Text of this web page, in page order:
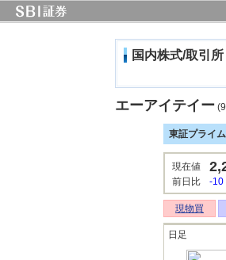
国内株式/取引
エーアイテイー
東証プライ
現在値
前日比 -10
現物買
日足